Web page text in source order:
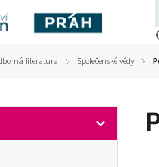
literatura / Společenské vědy /